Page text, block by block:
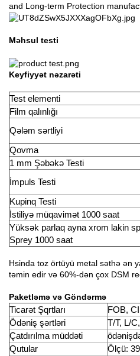
Məhsul testi
Keyfiyyət nəzarəti
Test elementi
Film qalınlığı
Qələm sərtliyi
Qovma
1 mm Şəbəkə Testi
İmpuls Testi
Kupinq Testi
İstiliyə müqavimət 1000 saat
Yüksək parlaq ayna xrom lakin
Sprey 1000 saat
Hsinda toz örtüyü metal səthə ən
təmin edir və 60%-dən çox DSM
Paketləmə və Göndərmə
Ticarət Şqrtları
FOB,
Ödəniş şərtləri
T/T, L/
Çatdırılma müddəti
Qutular
Ölçü: